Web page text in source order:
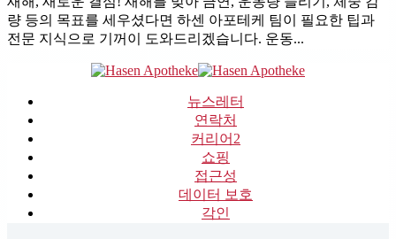
량 등의 목표를 세우셨다면 하센 아포테케 팀이 필요한 팁과
전문 지식으로 기꺼이 도와드리겠습니다. 운동...
뉴스레터
연락처
커리어 2
쇼핑
접근성
데이터 보호
각인